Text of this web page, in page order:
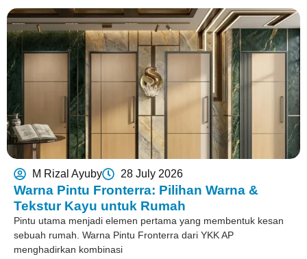
M Rizal Ayuby 28 July 2026
Warna Pintu Fronterra: Pilihan Warna &
Tekstur Kayu untuk Rumah
Pintu utama menjadi elemen pertama yang membentuk kesan
sebuah rumah. Warna Pintu Fronterra dari YKK AP
menghadirkan kombinasi